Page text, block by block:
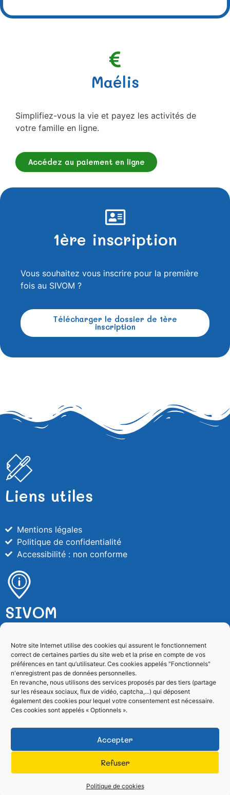
Notre site Internet utilise des cookies qui assurent le fonctionnement
correct de certaines parties du site web et la prise en compte de vos
préférences en tant qu’utilisateur. Ces cookies appelés "Fonctionnels"
n'enregistrent pas de données personnelles.
En revanche, nous utilisons des services proposés par des tiers (partage
sur les réseaux sociaux, flux de vidéo, captcha,...) qui déposent
également des cookies pour lequel votre consentement est nécessaire.
Ces cookies sont appelés « Optionnels ».
Accepter
Refuser
Politique de cookies
Maélis
Simplifiez-vous la vie et payez les activités de
votre famille en ligne.
Accédez au paiement en ligne
1ère inscription
Vous souhaitez vous inscrire pour la première
fois au SIVOM ?
Télécharger le dossier de 1ère
inscription
Liens utiles
Mentions légales
Politique de confidentialité
Accessibilité : non conforme
SIVOM
SIVOM de Villefranche sur Mer
4, rue de l’Esquiaou – BP 128
06231 Villefranche sur Mer Cedex
04 93 01 86 60
Formulaire de contact
Tous droits réservés SIVOM
2026
SICTIAM